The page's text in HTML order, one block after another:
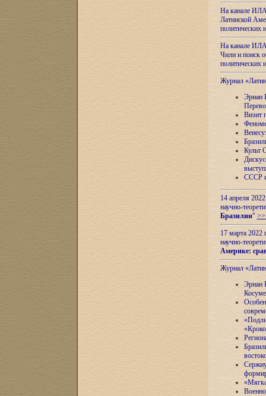
На канале
Латинской
На канале
Чили и поиск
Журнал
Эрнан
Визит
Культ
СССР и
14 апреля
научно-
Бразилии"
17 марта 2022
научно-
Америке:
Журнал
Эрнан